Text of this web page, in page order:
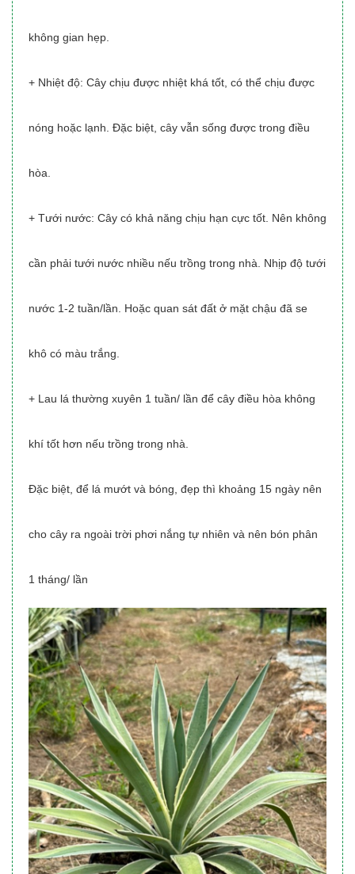
không gian hẹp.
+ Nhiệt độ: Cây chịu được nhiệt khá tốt, có thể chịu được
nóng hoặc lạnh. Đặc biệt, cây vẫn sống được trong điều
hòa.
+ Tưới nước: Cây có khả năng chịu hạn cực tốt. Nên không
cần phải tưới nước nhiều nếu trồng trong nhà. Nhịp độ tưới
nước 1-2 tuần/lần. Hoặc quan sát đất ở mặt chậu đã se
khô có màu trắng.
+ Lau lá thường xuyên 1 tuần/ lần để cây điều hòa không
khí tốt hơn nếu trồng trong nhà.
Đặc biệt, để lá mướt và bóng, đẹp thì khoảng 15 ngày nên
cho cây ra ngoài trời phơi nắng tự nhiên và nên bón phân
1 tháng/ lần